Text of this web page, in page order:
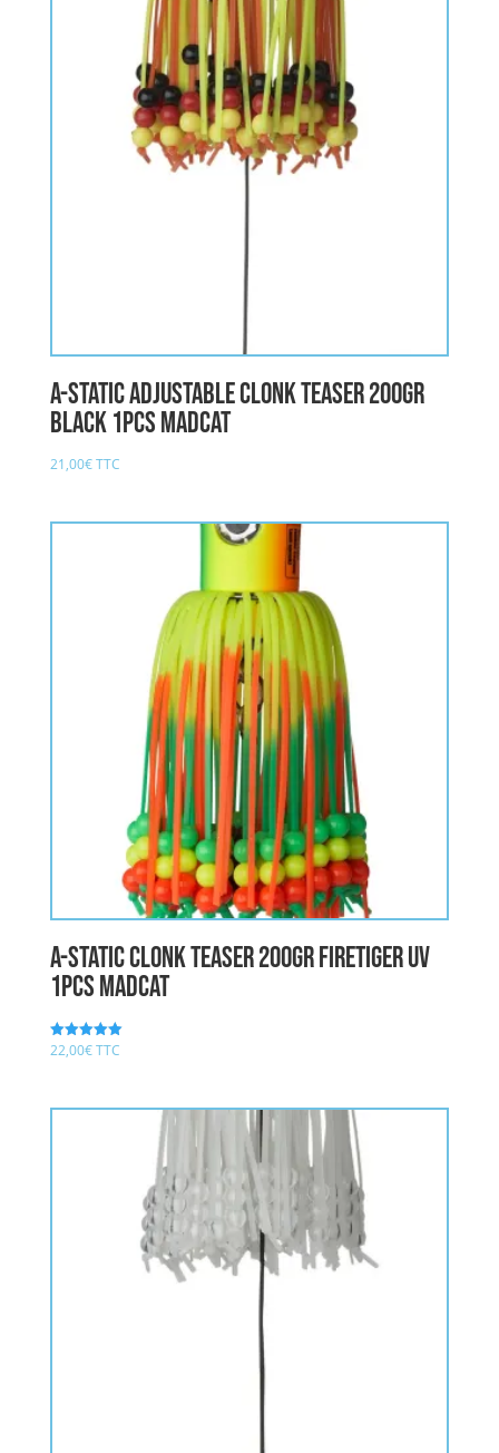
A-STATIC ADJUSTABLE CLONK TEASER 200gr
BLACK 1pcs MADCAT
21,00€TTC
A-STATIC CLONK TEASER 200gr FIRETIGER UV
1pcs MADCAT
Note
22,00€TTC